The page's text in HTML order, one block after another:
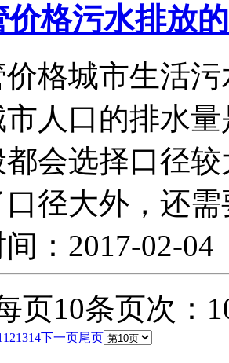
价格污水排放
格城市生活
人口的排水
会选择口径
径大外，还
：2017-02-
页10条页次：
121314下一页尾页